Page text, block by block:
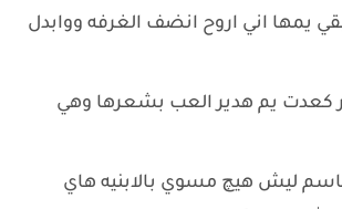
يمها اني اروح انضف الغرفه ووابدل
كعدت يم هدير العب بشعرها وهي
ليش هيچ مسوي بالابنيه هاي